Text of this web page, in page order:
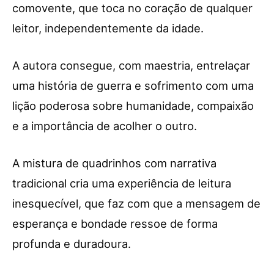
comovente, que toca no coração de qualquer
leitor, independentemente da idade.
A autora consegue, com maestria, entrelaçar
uma história de guerra e sofrimento com uma
lição poderosa sobre humanidade, compaixão
e a importância de acolher o outro.
A mistura de quadrinhos com narrativa
tradicional cria uma experiência de leitura
inesquecível, que faz com que a mensagem de
esperança e bondade ressoe de forma
profunda e duradoura.